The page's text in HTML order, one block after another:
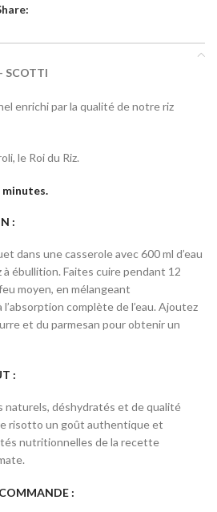
SCOTTI
enrichi par la qualité de notre riz
le Roi du Riz.
minutes.
:
dans une casserole avec 600 ml d’eau
ébullition. Faites cuire pendant 12
moyen, en mélangeant
complète de l’eau. Ajoutez
et du parmesan pour obtenir un
:
naturels, déshydratés et de qualité
risotto un goût authentique et
nutritionnelles de la recette
: